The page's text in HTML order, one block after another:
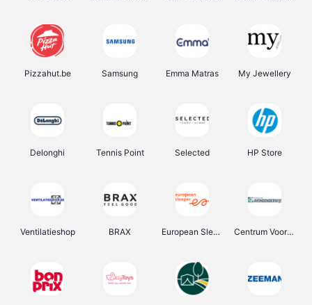
Pizzahut.be Samsung Emma Matras My Jewellery
Delonghi Tennis Point Selected HP Store
Ventilatieshop BRAX European Sleeper Centrum Voor Avondonderwijs